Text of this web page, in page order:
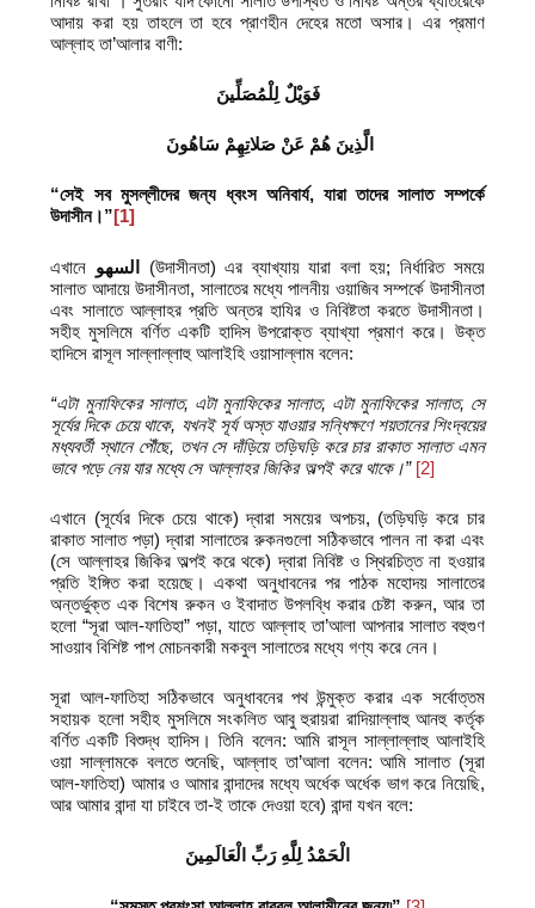
আদায় করা হয় তাহলে তা হবে প্রাণহীন দেহের মতো অসার। এর প্রমাণ
আল্লাহ তা’আলার বাণী:
فَوَيْلٌ لِلْمُصَلِّينَ
الَّذِينَ هُمْ عَنْ صَلاتِهِمْ سَاهُونَ
“সেই সব মুসল্লীদের জন্য ধ্বংস অনিবার্য,যারা তাদের সালাত সম্পর্কে
উদাসীন।”[1]
এখানে السهو
(উদাসীনতা) এর ব্যাখ্যায় যারা বলা হয়; নির্ধারিত সময়ে
সালাত আদায়ে উদাসীনতা, সালাতের মধ্যে পালনীয় ওয়াজিব সম্পর্কে উদাসীনতা
এবং সালাতে আল্লাহর প্রতি অন্তর হাযির ও নিবিষ্টতা করতে উদাসীনতা।
সহীহ মুসলিমে বর্ণিত একটি হাদিস উপরোক্ত ব্যাখ্যা প্রমাণ করে। উক্ত
হাদিসে রাসূল সাল্লাল্লাহু আলাইহি ওয়াসাল্লাম বলেন:
“এটা মুনাফিকের সালাত, এটা মুনাফিকের সালাত, এটা মুনাফিকের সালাত, সে
সূর্যের দিকে চেয়ে থাকে, যখনই সূর্য অস্ত যাওয়ার সন্ধিক্ষণে শয়তানের শিংদ্বয়ের
মধ্যবর্তী স্থানে পৌঁছে, তখন সে দাঁড়িয়ে তড়িঘড়ি করে চার রাকাত সালাত এমন
ভাবে পড়ে নেয় যার মধ্যে সে আল্লাহর জিকির অল্পই করে থাকে।” [2]
এখানে (সূর্যের দিকে চেয়ে থাকে) দ্বারা সময়ের অপচয়, (তড়িঘড়ি করে চার
রাকাত সালাত পড়া) দ্বারা সালাতের রুকনগুলো সঠিকভাবে পালন না করা এবং
(সে আল্লাহর জিকির অল্পই করে থকে) দ্বারা নিবিষ্ট ও স্থিরচিত্ত না হওয়ার
প্রতি ইঙ্গিত করা হয়েছে। একথা অনুধাবনের পর পাঠক মহোদয় সালাতের
অন্তর্ভুক্ত এক বিশেষ রুকন ও ইবাদাত উপলব্ধি করার চেষ্টা করুন, আর তা
হলো “সূরা আল-ফাতিহা” পড়া, যাতে আল্লাহ তা’আলা আপনার সালাত বহুগুণ
সাওয়াব বিশিষ্ট পাপ মোচনকারী মকবুল সালাতের মধ্যে গণ্য করে নেন।
সূরা আল-ফাতিহা সঠিকভাবে অনুধাবনের পথ উন্মুক্ত করার এক সর্বোত্তম
সহায়ক হলো সহীহ মুসলিমে সংকলিত আবু হুরায়রা রাদিয়াল্লাহু আনহু কর্তৃক
বর্ণিত একটি বিশুদ্ধ হাদিস। তিনি বলেন: আমি রাসূল সাল্লাল্লাহু আলাইহি
ওয়া সাল্লামকে বলতে শুনেছি, আল্লাহ তা’আলা বলেন: আমি সালাত (সূরা
আল-ফাতিহা) আমার ও আমার বান্দাদের মধ্যে অর্ধেক অর্ধেক ভাগ করে নিয়েছি,
আর আমার বান্দা যা চাইবে তা-ই তাকে দেওয়া হবে) বান্দা যখন বলে:
الْحَمْدُ لِلَّهِ رَبِّ الْعَالَمِينَ